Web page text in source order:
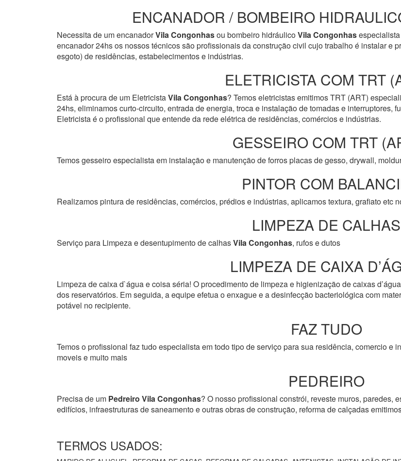
ENCANADOR / BOMBEIRO
Necessita de um encanadorVila Congonhasou bombeiro hidráulicoVila Congonhas
encanador 24hs os nossos técnicos são profissionais da construção civil cujo trabalho é instalar e
esgoto) de residências, estabelecimentos e indústrias.
ELETRICISTA COM TRT
Está à procura de um EletricistaVila Congonhas? Temos eletricistas emitimos TRT (ART)
24hs, eliminamos curto-circuito, entrada de energia, troca e instalação de tomadas e interruptores,
Eletricista é o profissional que entende da rede elétrica de residências, comércios e indústrias.
GESSEIRO COM TRT
Temos gesseiro especialista em instalação e manutenção de forros placas de gesso, drywall,
PINTOR COM
Realizamos pintura de residências, comércios, prédios e indústrias, aplicamos textura, grafiato etc
LIMPEZA DE CALHAS
Serviço para Limpeza e desentupimento de calhasVila Congonhas, rufos e dutos
LIMPEZA DE CAIXA
Limpeza de caixa d`água e coisa séria! O procedimento de limpeza e higienização de caixas
dos reservatórios. Em seguida, a equipe efetua o enxague e a desinfecção bacteriológica com
potável no recipiente.
FAZ TUDO
Temos o profissional faz tudo especialista em todo tipo de serviço para sua residência, comercio e
moveis e muito mais
PEDREIRO
Precisa de um Pedreiro Vila Congonhas? O nosso profissional constrói, reveste muros, paredes,
edifícios, infraestruturas de saneamento e outras obras de construção, reforma de calçadas
TERMOS USADOS: